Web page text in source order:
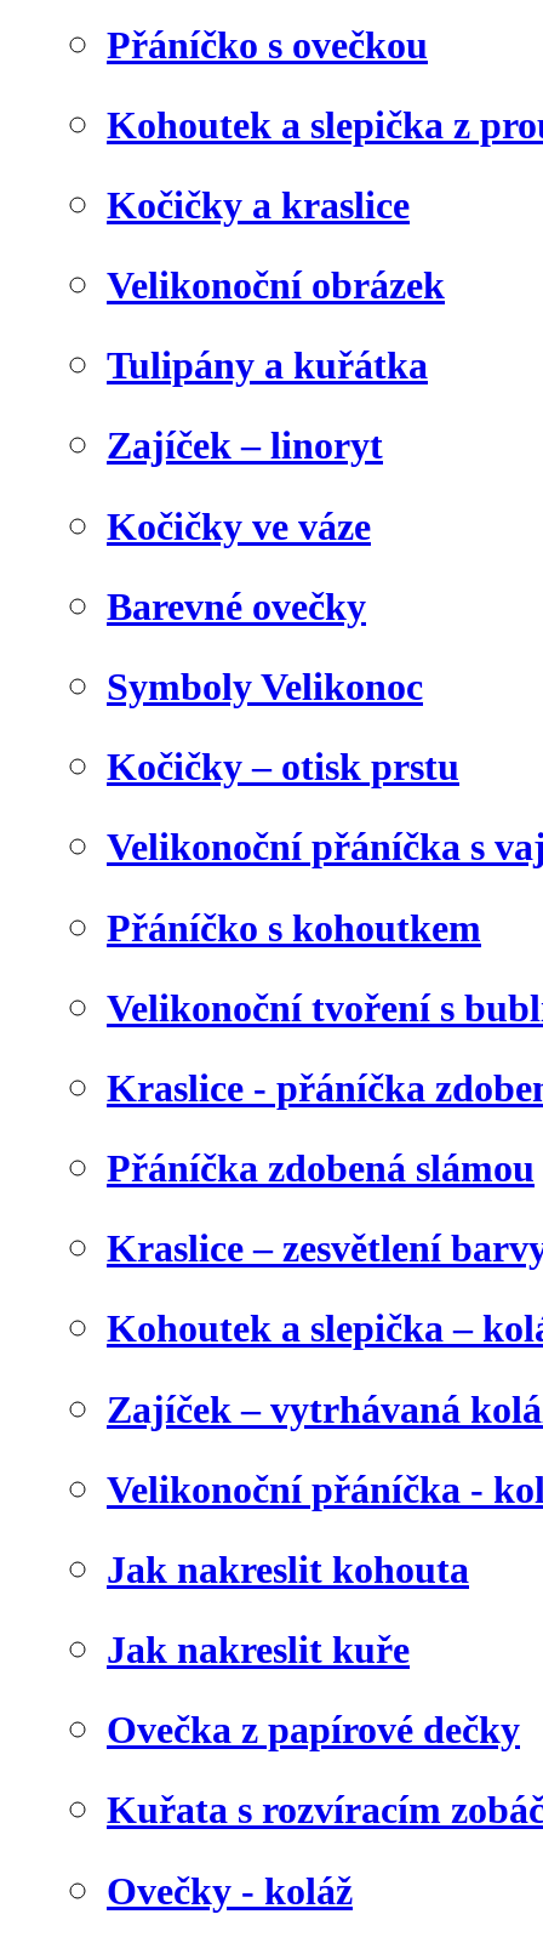
Přáníčko s ovečkou
Kohoutek a slepička z
Kočičky a kraslice
Velikonoční obrázek
Tulipány a kuřátka
Zajíček – linoryt
Kočičky ve váze
Barevné ovečky
Symboly Velikonoc
Kočičky – otisk prstu
Velikonoční přáníčka s
Přáníčko s kohoutkem
Velikonoční tvoření s
Kraslice - přáníčka
Přáníčka zdobená slámou
Kraslice – zesvětlení
Kohoutek a slepička –
Zajíček – vytrhávaná
Velikonoční přáníčka -
Jak nakreslit kohouta
Jak nakreslit kuře
Ovečka z papírové dečky
Kuřata s rozvíracím
Ovečky - koláž